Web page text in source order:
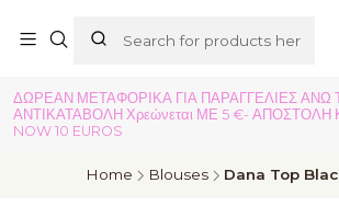
ΔΩΡΕΑΝ ΜΕΤΑΦΟΡΙΚΑ ΓΙΑ ΠΑΡΑΓΓΕΛΙΕΣ ΑΝΩ
ΑΝΤΙΚΑΤΑΒΟΛΗ Χρεώνεται ΜΕ 5 €-
NOW 10 EUROS
Home Blouses Dana Top